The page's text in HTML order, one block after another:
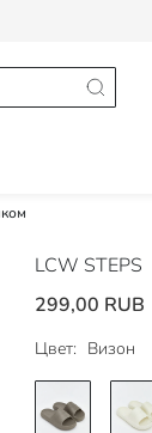
LCW STEPS
299,00 RUB
Цвет: Визон